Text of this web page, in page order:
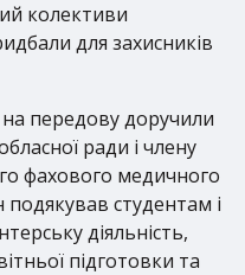
колективи
для захисників
передову доручили
ради і члену
фахового медичного
подякував студентам і
діяльність,
підготовки та